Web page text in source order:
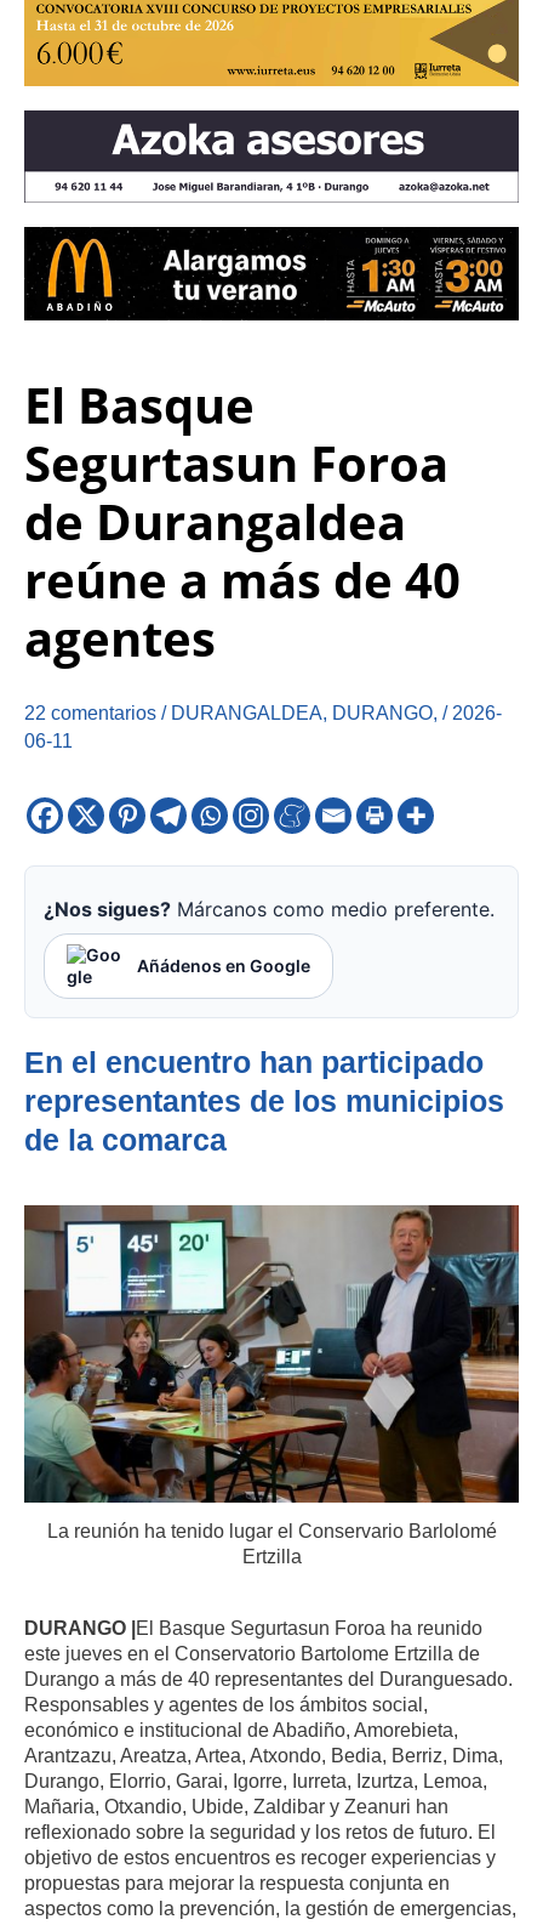
El Basque
Segurtasun Foroa
de Durangaldea
reúne a más de 40
agentes
22 comentarios / DURANGALDEA, DURANGO, / 2026-
06-11
¿Nos sigues? Márcanos como medio preferente.
Añádenos en Google
En el encuentro han participado
representantes de los municipios
de la comarca
La reunión ha tenido lugar el Conservario Barlolomé
Ertzilla
DURANGO |El Basque Segurtasun Foroa ha reunido
este jueves en el Conservatorio Bartolome Ertzilla de
Durango a más de 40 representantes del Duranguesado.
Responsables y agentes de los ámbitos social,
económico e institucional de Abadiño, Amorebieta,
Arantzazu, Areatza, Artea, Atxondo, Bedia, Berriz, Dima,
Durango, Elorrio, Garai, Igorre, Iurreta, Izurtza, Lemoa,
Mañaria, Otxandio, Ubide, Zaldibar y Zeanuri han
reflexionado sobre la seguridad y los retos de futuro. El
objetivo de estos encuentros es recoger experiencias y
propuestas para mejorar la respuesta conjunta en
aspectos como la prevención, la gestión de emergencias,